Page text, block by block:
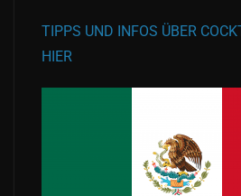
TIPPS UND INFOS ÜBER
HIER